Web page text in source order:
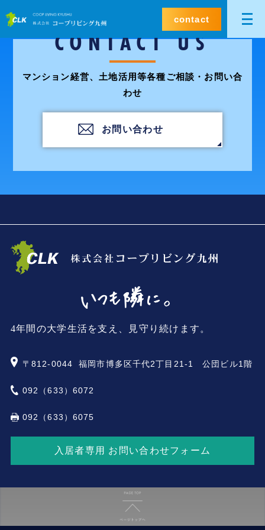
contact
CONTACT US
マンション経営、土地活用等各種ご相談・お問い合
わせ
お問い合わせ
4年間の大学生活を支え、見守り続けます。
〒812-0044 福岡市博多区千代2丁目21-1 公団ビル1階
092（633）6072
092（633）6075
入居者専用 お問い合わせフォーム